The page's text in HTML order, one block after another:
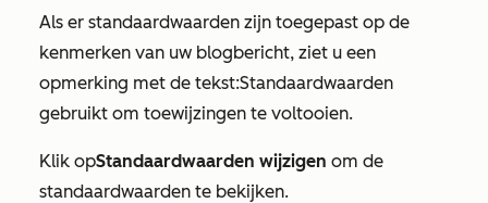
Als er standaardwaarden zijn toegepast op de
kenmerken van uw blogbericht, ziet u een
opmerking met de tekst:Standaardwaarden
gebruikt om toewijzingen te voltooien.
Klik opStandaardwaarden wijzigen om de
standaardwaarden te bekijken.